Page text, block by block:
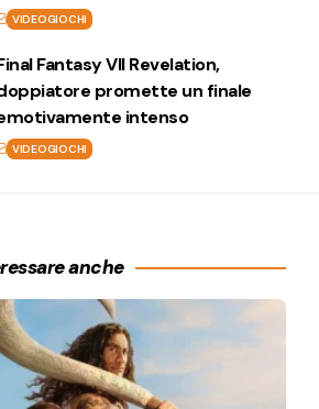
VIDEOGIOCHI
Fantasy VII Revelation,
promette un finale
intenso
VIDEOGIOCHI
anche